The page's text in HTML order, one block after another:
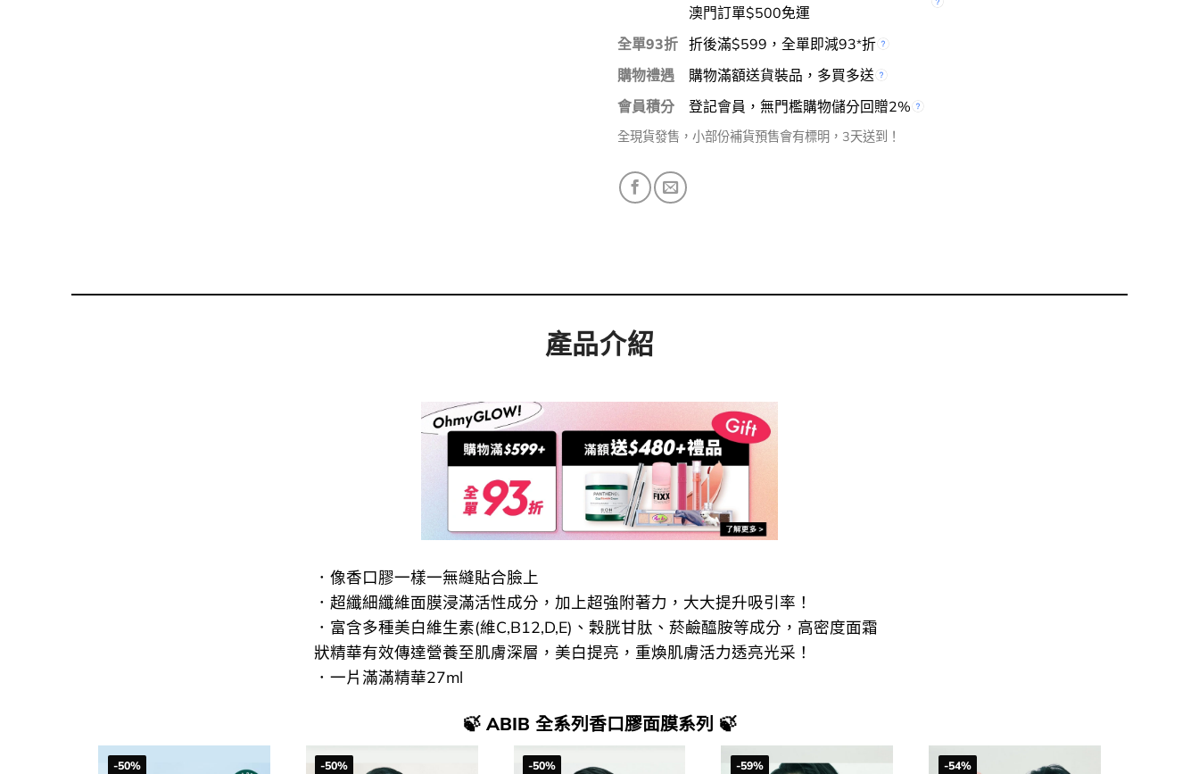
澳門訂單$500免運
全單93折 折後滿$599，全單即減93*折
購物禮遇
購物滿額送貨裝品，多買多送
會員積分
登記會員，無門檻購物儲分回贈2%
全現貨發售，小部份補貨預售會有標明，3天送到！
產品介紹
．像香口膠一樣一無縫貼合臉上
．超纖細纖維面膜浸滿活性成分，加上超強附著力，大大提升吸引率！
．富含多種美白維生素(維C,B12,D,E)、穀胱甘肽、菸鹼醯胺等成分，高密度面霜
狀精華有效傳達營養至肌膚深層，美白提亮，重煥肌膚活力透亮光采！
．一片滿滿精華27ml
🍃 ABIB 全系列香口膠面膜系列 🍃
-50% -50% -50% -59% -54%